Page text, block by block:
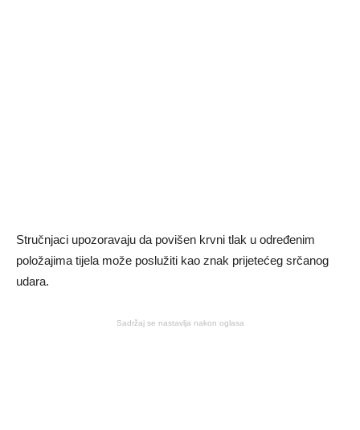
Stručnjaci upozoravaju da povišen krvni tlak u određenim
položajima tijela može poslužiti kao znak prijetećeg srčanog
udara.
Sadržaj se nastavlja nakon oglasa